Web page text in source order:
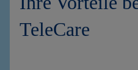
TeleCare